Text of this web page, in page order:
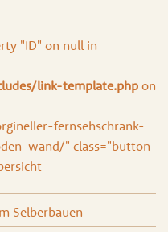
"ID" on null in
link-template.php on
fernsehschrank-
wand/" class="button
Selberbauen